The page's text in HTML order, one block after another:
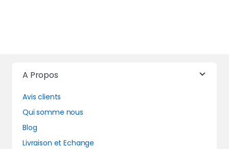
A Propos
Avis clients
Qui somme nous
Blog
Livraison et Echange